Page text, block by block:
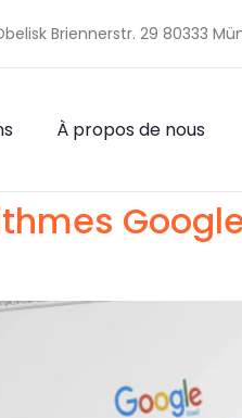
Briennerstr. 29 80333
À propos de nous